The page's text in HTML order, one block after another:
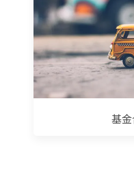
基金